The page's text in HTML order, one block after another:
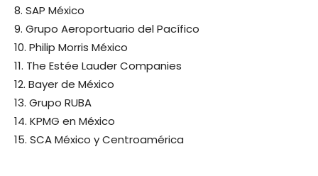
8. SAP México
9. Grupo Aeroportuario del Pacífico
10. Philip Morris México
11. The Estée Lauder Companies
12. Bayer de México
13. Grupo RUBA
14. KPMG en México
15. SCA México y Centroamérica